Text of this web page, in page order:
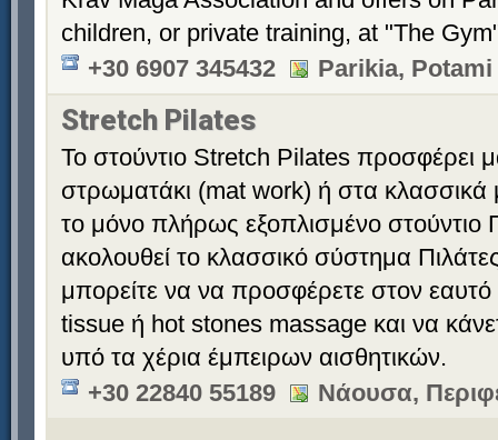
children, or private training, at "The
+30 6907 345432
Parikia,
Stretch Pilates
Το στούντιο Stretch Pilates προσφέρει
στρωματάκι (mat work) ή στα κλασσικά
το μόνο πλήρως εξοπλισμένο στούντιο
ακολουθεί το κλασσικό σύστημα
μπορείτε να να προσφέρετε στον
tissue ή hot stones massage και να
υπό τα χέρια έμπειρων αισθητικών.
+30 22840 55189
Νάουσα,